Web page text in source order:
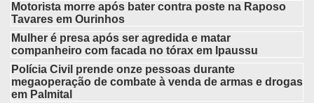
Motorista morre após bater contra poste na Raposo
Tavares em Ourinhos
Mulher é presa após ser agredida e matar
companheiro com facada no tórax em Ipaussu
Polícia Civil prende onze pessoas durante
megaoperação de combate à venda de armas e drogas
em Palmital